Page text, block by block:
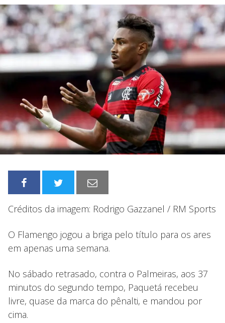
Créditos da imagem: Rodrigo Gazzanel / RM Sports
O Flamengo jogou a briga pelo título para os ares
em apenas uma semana.
No sábado retrasado, contra o Palmeiras, aos 37
minutos do segundo tempo, Paquetá recebeu
livre, quase da marca do pênalti, e mandou por
cima.